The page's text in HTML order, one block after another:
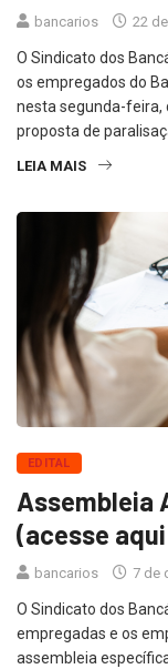
bancarios 22
O Sindicato dos
os empregados do
nesta segunda-feira,
proposta de
LEIA MAIS
EDITAL
Assembleia
(acesse
bancarios 7 de
O Sindicato dos
empregadas e os
assembleia